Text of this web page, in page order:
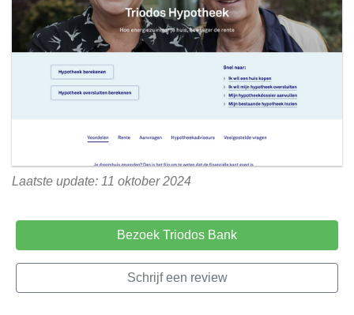
Laatste update: 11 oktober 2024
Bezoek Triodos Bank
Schrijf een review